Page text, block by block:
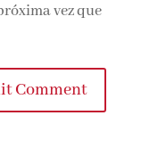
vez que
Comment